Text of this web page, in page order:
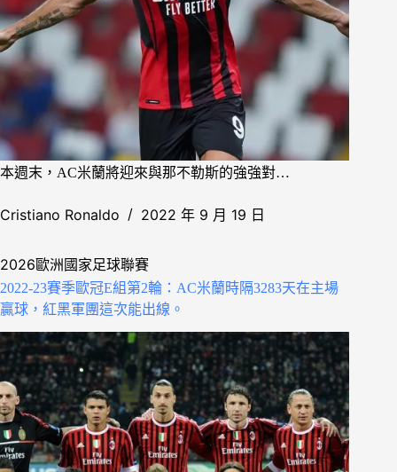
本週末，AC米蘭將迎來與那不勒斯的強強對…
Cristiano Ronaldo 2022 年 9 月 19 日
2026歐洲國家足球聯賽
2022-23賽季歐冠E組第2輪：AC米蘭時隔3283天在主場
贏球，紅黑軍團這次能出線。